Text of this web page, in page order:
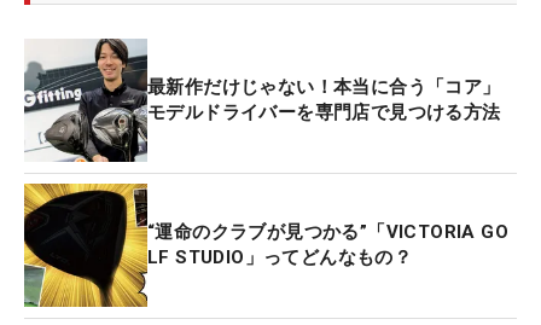
最新作だけじゃない！本当に合う「コア」
モデルドライバーを専門店で見つける方法
“運命のクラブが見つかる”「VICTORIA GO
LF STUDIO」ってどんなもの？